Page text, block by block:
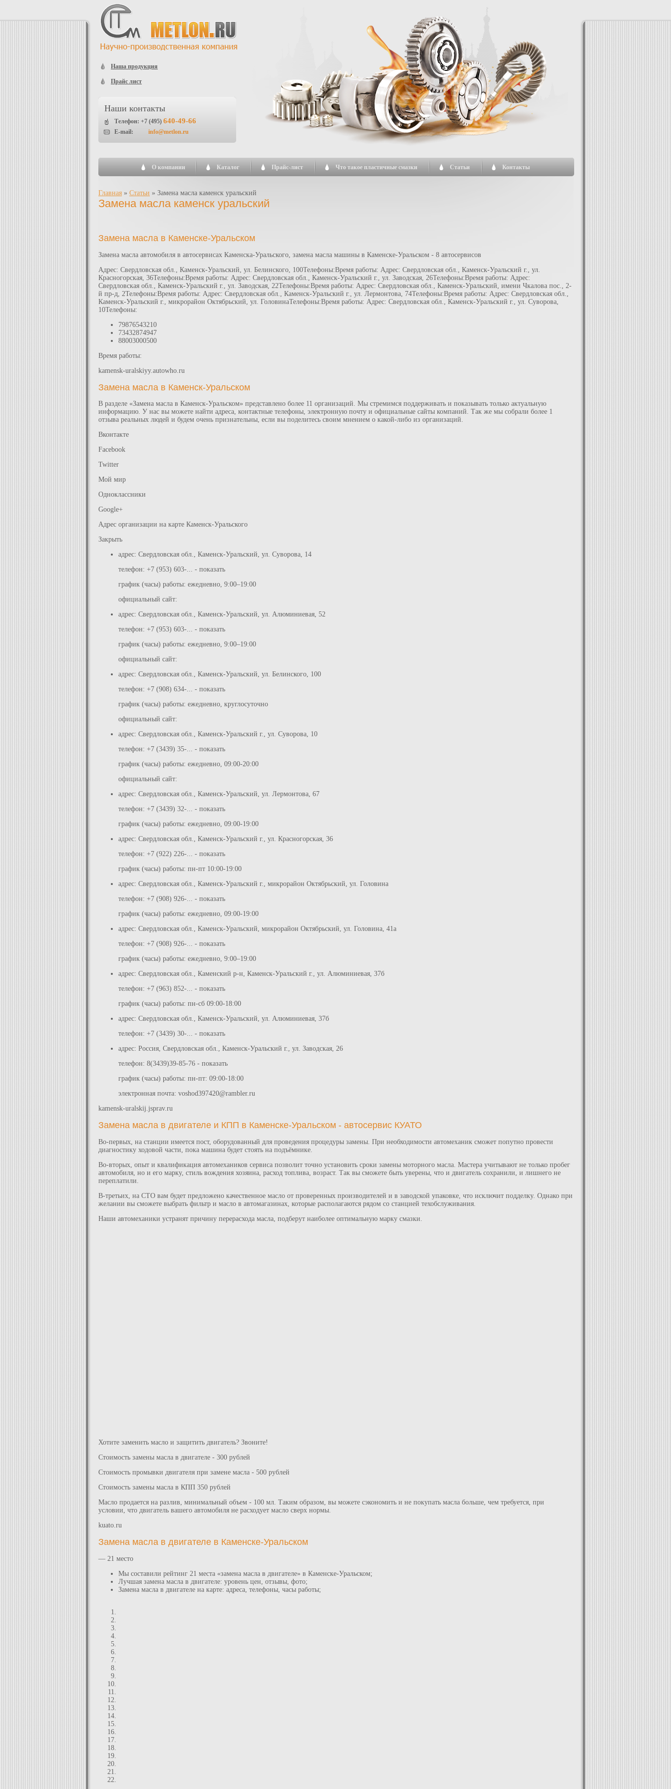
Наша продукция
Прайс лист
Наши контакты
Телефон: +7 (495) 640-49-66
E-mail: info@metlon.ru
О компании Каталог Прайс-лист Что такое пластичные смазки Статьи Контакты
Главная » Статьи » Замена масла каменск уральский
Замена масла каменск уральский
Замена масла в Каменске-Уральском
Замена масла автомобиля в автосервисах Каменска-Уральского, замена масла машины в Каменске-Уральском - 8 автосервисов
Адрес: Свердловская обл., Каменск-Уральский, ул. Белинского, 100Телефоны:Время работы: Адрес: Свердловская обл., Каменск-Уральский г., ул.
Красногорская, 36Телефоны:Время работы: Адрес: Свердловская обл., Каменск-Уральский г., ул. Заводская, 26Телефоны:Время работы: Адрес:
Свердловская обл., Каменск-Уральский г., ул. Заводская, 22Телефоны:Время работы: Адрес: Свердловская обл., Каменск-Уральский, имени Чкалова пос., 2-
й пр-д, 2Телефоны:Время работы: Адрес: Свердловская обл., Каменск-Уральский г., ул. Лермонтова, 74Телефоны:Время работы: Адрес: Свердловская обл.,
Каменск-Уральский г., микрорайон Октябрьский, ул. ГоловинаТелефоны:Время работы: Адрес: Свердловская обл., Каменск-Уральский г., ул. Суворова,
10Телефоны:
79876543210
73432874947
88003000500
Время работы:
kamensk-uralskiyy.autowho.ru
Замена масла в Каменск-Уральском
В разделе «Замена масла в Каменск-Уральском» представлено более 11 организаций. Мы стремимся поддерживать и показывать только актуальную
информацию. У нас вы можете найти адреса, контактные телефоны, электронную почту и официальные сайты компаний. Так же мы собрали более 1
отзыва реальных людей и будем очень признательны, если вы поделитесь своим мнением о какой-либо из организаций.
Вконтакте
Facebook
Twitter
Мой мир
Одноклассники
Google+
Адрес организации на карте Каменск-Уральского
Закрыть
адрес: Свердловская обл., Каменск-Уральский, ул. Суворова, 14
телефон: +7 (953) 603-... - показать
график (часы) работы: ежедневно, 9:00–19:00
официальный сайт:
адрес: Свердловская обл., Каменск-Уральский, ул. Алюминиевая, 52
телефон: +7 (953) 603-... - показать
график (часы) работы: ежедневно, 9:00–19:00
официальный сайт:
адрес: Свердловская обл., Каменск-Уральский, ул. Белинского, 100
телефон: +7 (908) 634-... - показать
график (часы) работы: ежедневно, круглосуточно
официальный сайт:
адрес: Свердловская обл., Каменск-Уральский г., ул. Суворова, 10
телефон: +7 (3439) 35-... - показать
график (часы) работы: ежедневно, 09:00-20:00
официальный сайт:
адрес: Свердловская обл., Каменск-Уральский, ул. Лермонтова, 67
телефон: +7 (3439) 32-... - показать
график (часы) работы: ежедневно, 09:00-19:00
адрес: Свердловская обл., Каменск-Уральский г., ул. Красногорская, 36
телефон: +7 (922) 226-... - показать
график (часы) работы: пн-пт 10:00-19:00
адрес: Свердловская обл., Каменск-Уральский г., микрорайон Октябрьский, ул. Головина
телефон: +7 (908) 926-... - показать
график (часы) работы: ежедневно, 09:00-19:00
адрес: Свердловская обл., Каменск-Уральский, микрорайон Октябрьский, ул. Головина, 41а
телефон: +7 (908) 926-... - показать
график (часы) работы: ежедневно, 9:00–19:00
адрес: Свердловская обл., Каменский р-н, Каменск-Уральский г., ул. Алюминиевая, 37б
телефон: +7 (963) 852-... - показать
график (часы) работы: пн-сб 09:00-18:00
адрес: Свердловская обл., Каменск-Уральский, ул. Алюминиевая, 37б
телефон: +7 (3439) 30-... - показать
адрес: Россия, Свердловская обл., Каменск-Уральский г., ул. Заводская, 26
телефон: 8(3439)39-85-76 - показать
график (часы) работы: пн-пт: 09:00-18:00
электронная почта: voshod397420@rambler.ru
kamensk-uralskij.jsprav.ru
Замена масла в двигателе и КПП в Каменске-Уральском - автосервис КУАТО
Во-первых, на станции имеется пост, оборудованный для проведения процедуры замены. При необходимости автомеханик сможет попутно провести
диагностику ходовой части, пока машина будет стоять на подъёмнике.
Во-вторых, опыт и квалификация автомехаников сервиса позволит точно установить сроки замены моторного масла. Мастера учитывают не только пробег
автомобиля, но и его марку, стиль вождения хозяина, расход топлива, возраст. Так вы сможете быть уверены, что и двигатель сохранили, и лишнего не
переплатили.
В-третьих, на СТО вам будет предложено качественное масло от проверенных производителей и в заводской упаковке, что исключит подделку. Однако при
желании вы сможете выбрать фильтр и масло в автомагазинах, которые располагаются рядом со станцией техобслуживания.
Наши автомеханики устранят причину перерасхода масла, подберут наиболее оптимальную марку смазки.
Хотите заменить масло и защитить двигатель? Звоните!
Стоимость замены масла в двигателе - 300 рублей
Стоимость промывки двигателя при замене масла - 500 рублей
Стоимость замены масла в КПП 350 рублей
Масло продается на разлив, минимальный объем - 100 мл. Таким образом, вы можете сэкономить и не покупать масла больше, чем требуется, при
условии, что двигатель вашего автомобиля не расходует масло сверх нормы.
kuato.ru
Замена масла в двигателе в Каменске-Уральском
— 21 место
Мы составили рейтинг 21 места «замена масла в двигателе» в Каменске-Уральском;
Лучшая замена масла в двигателе: уровень цен, отзывы, фото;
Замена масла в двигателе на карте: адреса, телефоны, часы работы;